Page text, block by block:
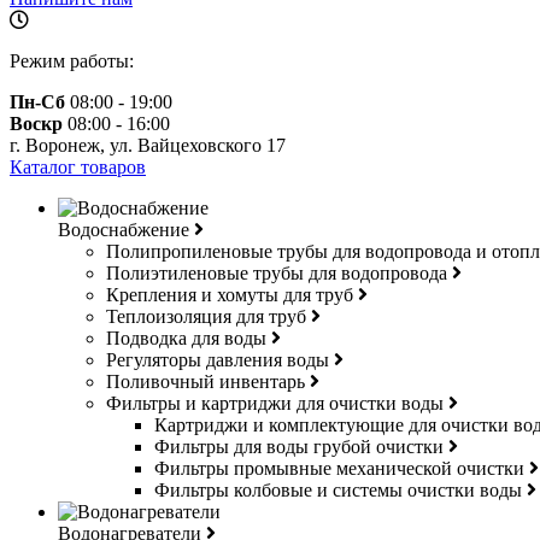
Режим работы:
Пн-Сб 08:00 - 19:00
Воскр 08:00 - 16:00
г. Воронеж, ул. Вайцеховского 17
Каталог товаров
Водоснабжение
Полипропиленовые трубы для водопровода и
Полиэтиленовые трубы для водопровода
Крепления и хомуты для труб
Теплоизоляция для труб
Подводка для воды
Регуляторы давления воды
Поливочный инвентарь
Фильтры и картриджи для очистки воды
Картриджи и комплектующие для очистки
Фильтры для воды грубой очистки
Фильтры промывные механической очистки
Фильтры колбовые и системы очистки воды
Водонагреватели